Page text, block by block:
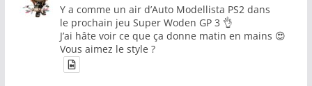
Y a comme un air d’Auto Modellista PS2 dans
le prochain jeu Super Woden GP 3 👌
J’ai hâte voir ce que ça donne matin en mains 😍
Vous aimez le style ?